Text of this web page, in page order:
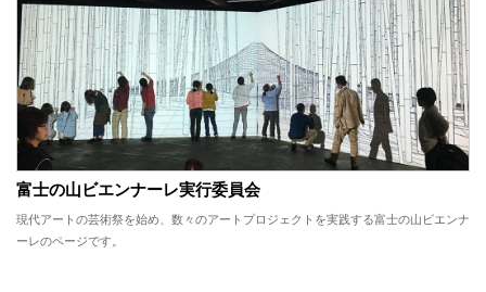
富士の山ビエンナーレ実行委員会
現代アートの芸術祭を始め、数々のアートプロジェクトを実践する富士の山ビエンナ
ーレのページです。